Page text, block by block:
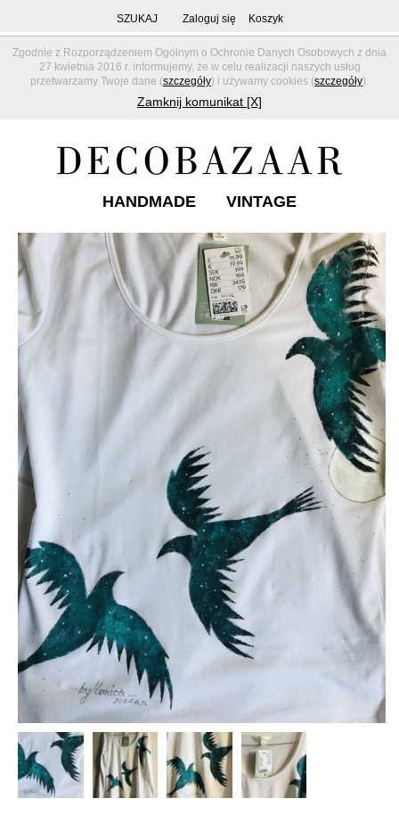
Zgodnie z Rozporządzeniem Ogólnym o Ochronie Danych Osobowych z dnia
27 kwietnia 2016 r. informujemy, że w celu realizacji naszych usług
przetwarzamy Twoje dane (szczegóły) i używamy cookies (szczegóły).
Zamknij komunikat [X]
SZUKAJ Zaloguj się Koszyk
HANDMADE VINTAGE